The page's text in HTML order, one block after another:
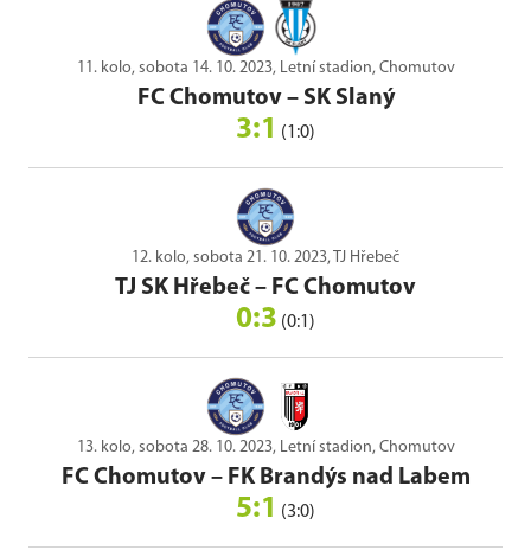
11. kolo, sobota 14. 10. 2023, Letní stadion, Chomutov
FC Chomutov– SK Slaný
3:1 (1:0)
12. kolo, sobota 21. 10. 2023, TJ Hřebeč
TJ SK Hřebeč – FC Chomutov
0:3 (0:1)
13. kolo, sobota 28. 10. 2023, Letní stadion, Chomutov
FC Chomutov– FK Brandýs nad Labem
5:1 (3:0)